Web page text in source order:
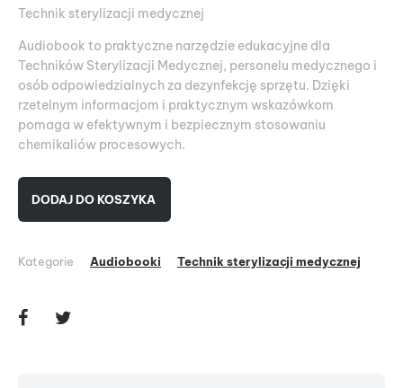
Technik sterylizacji medycznej
Audiobook to praktyczne narzędzie edukacyjne dla
Techników Sterylizacji Medycznej, personelu medycznego i
osób odpowiedzialnych za dezynfekcję sprzętu. Dzięki
rzetelnym informacjom i praktycznym wskazówkom
pomaga w efektywnym i bezpiecznym stosowaniu
chemikaliów procesowych.
DODAJ DO KOSZYKA
Kategorie Audiobooki Technik sterylizacji medycznej